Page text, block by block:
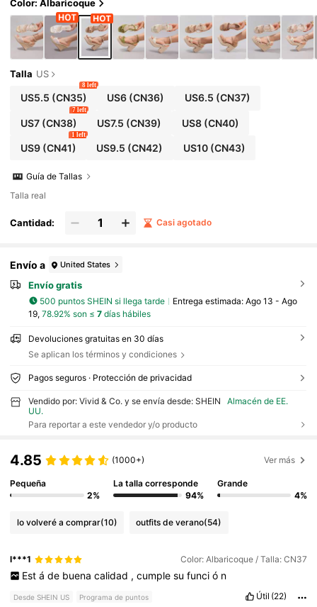
Color: Albaricoque
Talla US
US5.5 (CN35)
8 left
US6 (CN36) US6.5 (CN37)
US7(CN38)
7 left
US7.5 (CN39) US8(CN40)
US9(CN41)
1 left
US9.5 (CN42) US10(CN43)
Guía de Tallas
Talla real
Cantidad: Casi agotado
Envío a United States
Envío gratis
500 puntos SHEIN si llega tarde Entrega estimada: Ago 13 - Ago
19, 78.92% son ≤ 7días hábiles
Devoluciones gratuitas en 30 días
Se aplican los términos y condiciones
Pagos seguros · Protección de privacidad
Vendido por: Vivid & Co. y se envía desde: SHEIN
Almacén de EE.
UU.
Para reportar a este vendedor y/o producto
4.85 (1000+) Ver más
Pequeña
2%
La talla corresponde
94%
Grande
4%
lo volveré a comprar(10) outfits de verano(54)
l***1 Color: Albaricoque / Talla: CN37
Est á de buena calidad , cumple su funci ó n
Desde SHEIN US Programa de puntos Útil (22)